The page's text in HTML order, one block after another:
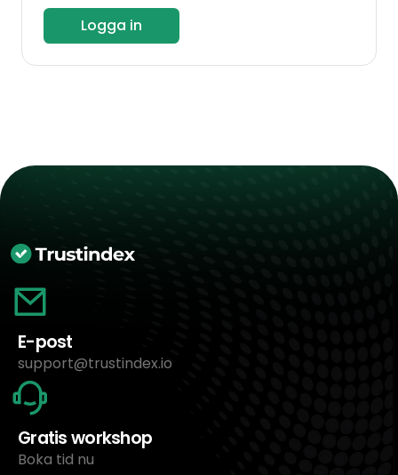
Logga in
E-post
support@trustindex.io
Gratis workshop
Boka tid nu